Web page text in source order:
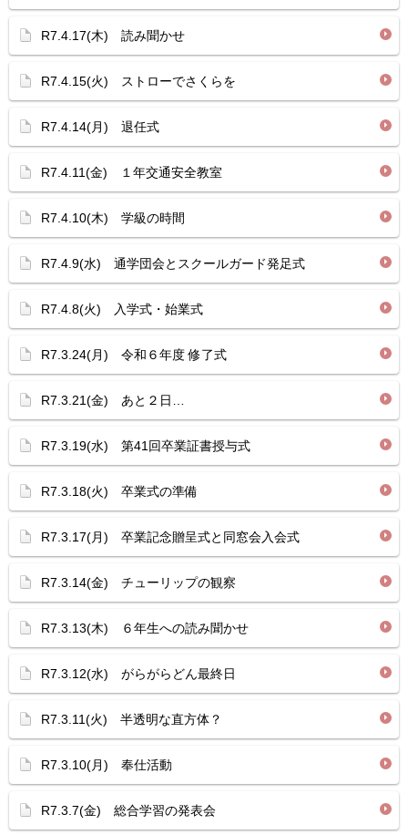
R7.4.17(木) 読み聞かせ
R7.4.15(火) ストローでさくらを
R7.4.14(月) 退任式
R7.4.11(金) １年交通安全教室
R7.4.10(木) 学級の時間
R7.4.9(水) 通学団会とスクールガード発足式
R7.4.8(火) 入学式・始業式
R7.3.24(月) 令和６年度 修了式
R7.3.21(金) あと２日…
R7.3.19(水) 第41回卒業証書授与式
R7.3.18(火) 卒業式の準備
R7.3.17(月) 卒業記念贈呈式と同窓会入会式
R7.3.14(金) チューリップの観察
R7.3.13(木) ６年生への読み聞かせ
R7.3.12(水) がらがらどん最終日
R7.3.11(火) 半透明な直方体？
R7.3.10(月) 奉仕活動
R7.3.7(金) 総合学習の発表会